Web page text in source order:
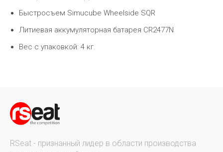
Быстросъем Simucube Wheelside SQR
Литиевая аккумуляторная батарея CR2477N
Вес с упаковкой: 4 кг.
RSeat - признанный лидер в области производства